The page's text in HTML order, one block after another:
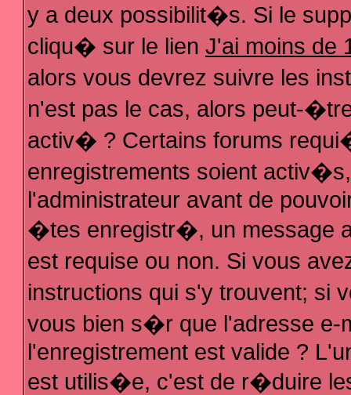
y a deux possibilit�s. Si le
cliqu� sur le lien J'ai moins de
alors vous devrez suivre les
n'est pas le cas, alors peut-
activ� ? Certains forums
enregistrements soient
l'administrateur avant de
�tes enregistr�, un message
est requise ou non. Si vous
instructions qui s'y trouvent;
vous bien s�r que l'adresse e-
l'enregistrement est valide ?
est utilis�e, c'est de r�duire